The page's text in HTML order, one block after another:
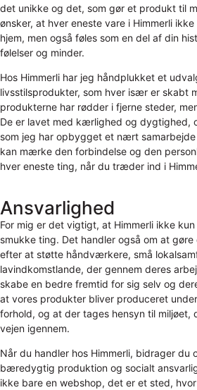
det unikke og det, som gør et produkt til
ønsker, at hver eneste vare i Himmerli
hjem, men også føles som en del af din
følelser og minder.
Hos Himmerli har jeg håndplukket et
livsstilsprodukter, som hver især er skabt
produkterne har rødder i fjerne steder,
De er lavet med kærlighed og dygtighed,
som jeg har opbygget et nært
kan mærke den forbindelse og den
hver eneste ting, når du træder ind i
Ansvarlighed
For mig er det vigtigt, at Himmerli ikke
smukke ting. Det handler også om at
efter at støtte håndværkere, små
lavindkomstlande, der gennem deres
skabe en bedre fremtid for sig selv og
at vores produkter bliver produceret
forhold, og at der tages hensyn til miljøet,
vejen igennem.
Når du handler hos Himmerli, bidrager du
bæredygtig produktion og socialt
ikke bare en webshop, det er et sted,